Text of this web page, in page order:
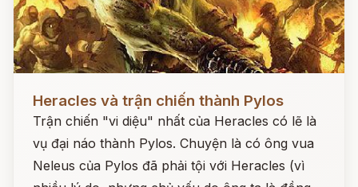
Heracles và trận chiến thành Pylos
Trận chiến "vi diệu" nhất của Heracles có lẽ là
vụ đại náo thành Pylos. Chuyện là có ông vua
Neleus của Pylos đã phải tội với Heracles (vì